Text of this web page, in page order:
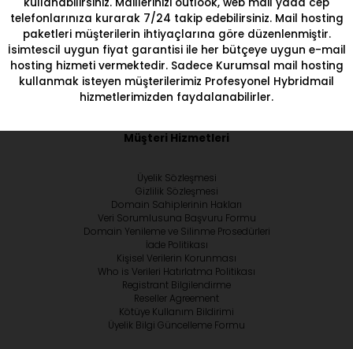
kullanabilirsiniz. Maillerinizi outlook, web mail yada cep
telefonlarınıza kurarak 7/24 takip edebilirsiniz. Mail hosting
paketleri müşterilerin ihtiyaçlarına göre düzenlenmiştir.
İsimtescil uygun fiyat garantisi ile her bütçeye uygun e-mail
hosting hizmeti vermektedir. Sadece Kurumsal mail hosting
kullanmak isteyen müşterilerimiz Profesyonel Hybridmail
hizmetlerimizden faydalanabilirler.
Müşteri Hizmetleri
Üyelik Sözleşmesi
Gizlilik Sözleşmesi
Domain Sahiplerinin Hakları
Veri Sorumlusuna Başvuru Formu
Domain Yenileme ve Silinme Prosedürleri
İade Politikası
Kişisel Verilerin Korunması
Who is Verileri Hatırlatma Politikası
Registrant Bilgilendirme
Reseller Agreement
Kötüye Kullanım Bildirimi
Üyelik Bilgi Güncelleme Formu